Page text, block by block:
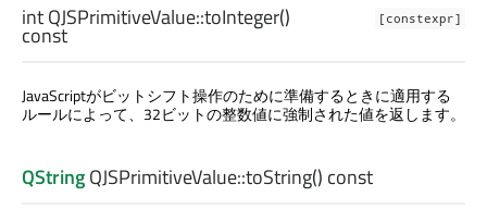
[constexpr]
intQJSPrimitiveValue::toInteger()
const
JavaScriptがビットシフト操作のために準備するときに適用する
ルールによって、32ビットの整数値に強制された値を返します。
QStringQJSPrimitiveValue::toString() const